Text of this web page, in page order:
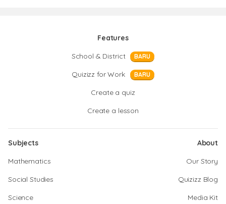
Features
School & District
BARU
Quizizz for Work BARU
Create a quiz
Create a lesson
Subjects
Mathematics
Social Studies
Science
About
Our Story
Quizizz Blog
Media Kit